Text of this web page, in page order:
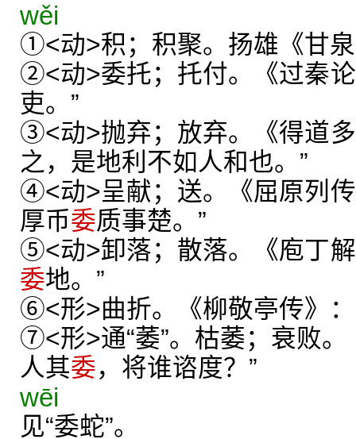
wěi
①<动>积；积聚。扬雄《甘泉
②<动>委托；托付。《过秦
吏。”
③<动>抛弃；放弃。《得道
之，是地利不如人和也。”
④<动>呈献；送。《屈原列
厚币委质事楚。”
⑤<动>卸落；散落。《庖丁
委地。”
⑥<形>曲折。《柳敬亭传》：
⑦<形>通“萎”。枯萎；衰败。
人其委，将谁谘度？”
wēi
见“委蛇”。